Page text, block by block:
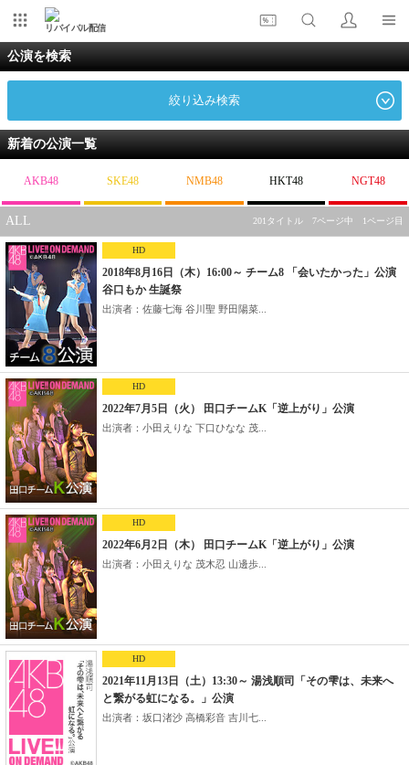
リバイバル配信
公演を検索
絞り込み検索
新着の公演一覧
AKB48 SKE48 NMB48 HKT48 NGT48
ALL 201タイトル 7ページ中 1ページ目
HD
2018年8月16日（木）16:00～ チーム8 「会いたかった」公演
谷口もか 生誕祭
出演者：佐藤七海 谷川聖 野田陽菜...
HD
2022年7月5日（火） 田口チームK「逆上がり」公演
出演者：小田えりな 下口ひなな 茂...
HD
2022年6月2日（木） 田口チームK「逆上がり」公演
出演者：小田えりな 茂木忍 山邊歩...
HD
2021年11月13日（土）13:30～ 湯浅順司「その雫は、未来へ
と繋がる虹になる。」公演
出演者：坂口渚沙 高橋彩音 吉川七...